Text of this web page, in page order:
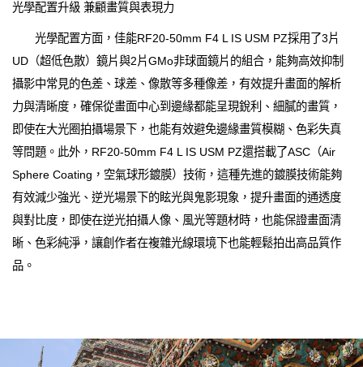
光學配置升級 兼顧畫質與表現力
光學配置方面，佳能RF20-50mm F4 L IS USM PZ採用了3片
UD（超低色散）鏡片與2片GMo非球面鏡片的組合，能夠高效抑制
攝影中常見的色差、球差、像散等多種像差，有效提升畫面的解析
力與清晰度，確保從畫面中心到邊緣都能呈現銳利、細膩的畫質，
即使在大光圈拍攝場景下，也能有效避免邊緣畫質模糊、色彩失真
等問題。此外，RF20-50mm F4 L IS USM PZ還搭載了ASC（Air
Sphere Coating，空氣球形鍍膜）技術，這種先進的鍍膜技術能夠
有效減少強光、逆光場景下的眩光與鬼影現象，提升畫面的通透度
與對比度，即使在逆光拍攝人像、風光等題材時，也能保證畫面清
晰、色彩純淨，讓創作者在複雜光線環境下也能輕鬆拍出高品質作
品。